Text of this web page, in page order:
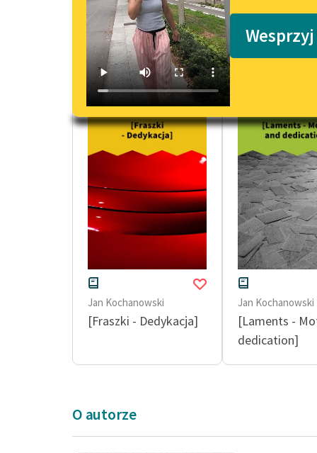
dedykacje Jan Kochanowski
Jan Kochanowski
[Fraszki - Dedykacja]
Jan Kochanowski
[Laments -
dedication]
O autorze